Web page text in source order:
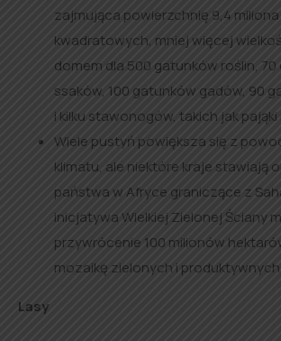
zajmująca powierzchnię 9,4
kwadratowych, mniej więcej
domem dla 500 gatunków roślin,
ssaków, 100 gatunków gadów, 90
i kilku stawonogów, takich jak pająki
Wiele pustyń powiększa się z
klimatu, ale niektóre kraje stawiają
państwa w Afryce graniczące z
inicjatywa Wielkiej Zielonej Ściany
przywrócenie 100 milionów
mozaikę zielonych i
Lasy